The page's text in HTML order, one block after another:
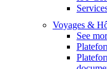
Voyages &
See